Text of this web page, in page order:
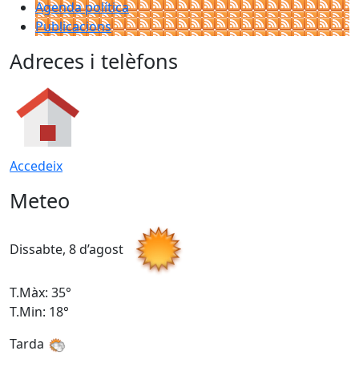
Agenda política
Publicacions
Adreces i telèfons
Accedeix
Meteo
Dissabte, 8 d’agost
T.Màx: 35°
T.Min: 18°
Tarda